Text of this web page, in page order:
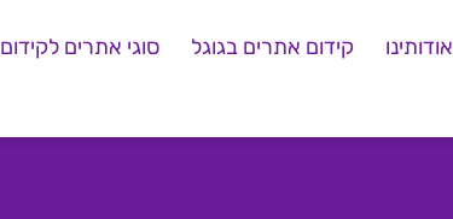
אודותינו קידום אתרים בגוגל סוגי אתרים לקידום